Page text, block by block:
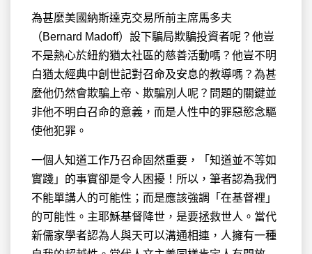
為甚麼美國納斯達克交易所前主席馬多夫
（Bernard Madoff）設下騙局欺騙投資者呢？他豈
不是熱心於紐約猶太社區的慈善活動嗎？他豈不明
白猶太經典中創世記對召命及安息的教導嗎？為甚
麼他仍然會欺騙上帝、欺騙別人呢？問題的關鍵並
非他不明白召命的意義，而是人性中的罪惡慾念驅
使他犯罪。
一個人知道工作乃召命固然重要，「知道並不等如
實踐」的事實卻是令人困擾！所以，筆者認為我們
不能單講人的可能性；而是應該強調「在基督裡」
的可能性。主耶穌基督降世，是要拯救世人。當代
新儒家學者認為人與天可以溝通相連，人擁有一種